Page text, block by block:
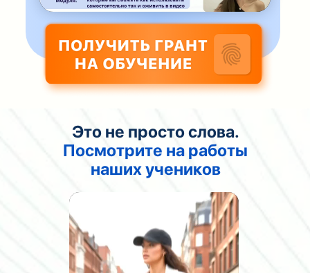
Это не просто слова.
Посмотрите на работы
наших учеников